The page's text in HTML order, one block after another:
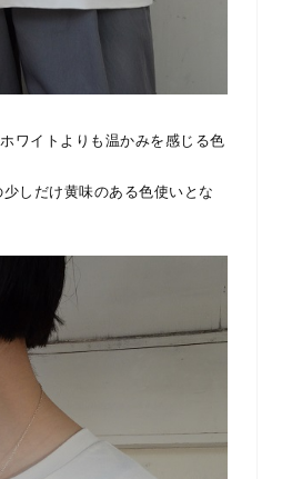
ワイトよりも温かみを感じる色
しだけ黄味のある色使いとな